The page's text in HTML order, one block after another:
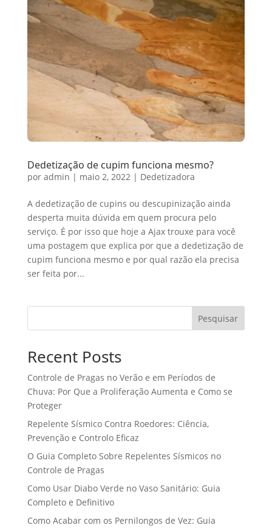
Dedetização de cupim funciona mesmo?
por admin | maio 2, 2022| Dedetizadora
A dedetização de cupins ou descupinização ainda
desperta muita dúvida em quem procura pelo
serviço. É por isso que hoje a Ajax trouxe para você
uma postagem que explica por que a dedetização de
cupim funciona mesmo e por qual razão ela precisa
ser feita por...
Pesquisar
Recent Posts
Controle de Pragas no Verão e em Períodos de
Chuva: Por Que a Proliferação Aumenta e Como se
Proteger
Repelente Sísmico Contra Roedores: Ciência,
Prevenção e Controlo Eficaz
O Guia Completo Sobre Repelentes Sísmicos no
Controle de Pragas
Como Usar Diabo Verde no Vaso Sanitário: Guia
Completo e Definitivo
Como Acabar com os Pernilongos de Vez: Guia